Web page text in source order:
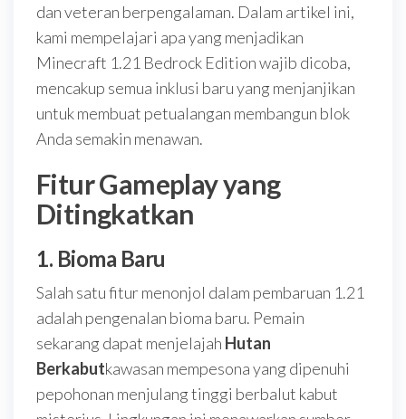
dan veteran berpengalaman. Dalam artikel ini,
kami mempelajari apa yang menjadikan
Minecraft 1.21 Bedrock Edition wajib dicoba,
mencakup semua inklusi baru yang menjanjikan
untuk membuat petualangan membangun blok
Anda semakin menawan.
Fitur Gameplay yang
Ditingkatkan
1. Bioma Baru
Salah satu fitur menonjol dalam pembaruan 1.21
adalah pengenalan bioma baru. Pemain
sekarang dapat menjelajah Hutan
Berkabutkawasan mempesona yang dipenuhi
pepohonan menjulang tinggi berbalut kabut